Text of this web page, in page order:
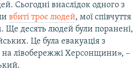
Сьогодні внаслідок одного з
вбиті троє людей, мої співчуття
Ще десять людей були поранені,
Це була евакуація з
лівобережжі Херсонщини», –